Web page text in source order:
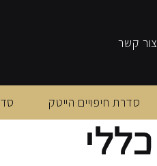
צור קשר
סדרת חיפויים הייטק
כללי